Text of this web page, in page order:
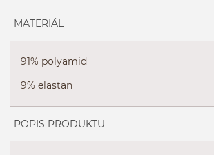
MATERIÁL
91% polyamid
9% elastan
POPIS PRODUKTU